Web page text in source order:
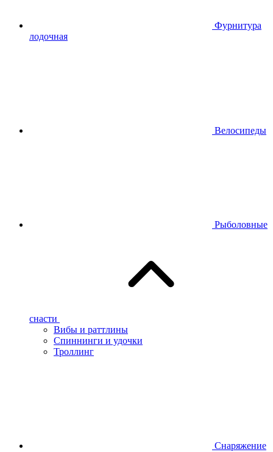
Фурнитура
лодочная
Велосипеды
Рыболовные
снасти
Вибы и раттлины
Спиннинги и удочки
Троллинг
Снаряжение